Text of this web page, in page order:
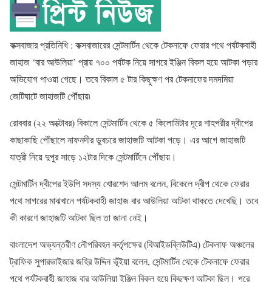
কক্সবাজার প্রতিনিধি : কক্সবাজারের সেন্টমার্টিন থেকে টেকনাফে ফেরার পথে পর্যটকবাহী
জাহাজ ‘বার আউলিয়া’ প্রায় ৭০০ পর্যটক নিয়ে সাগরে ইঞ্জিন বিকল হয়ে আটকা পড়ার
অভিযোগ পাওয়া গেছে। তবে বিকাল ৫ টার কিছুক্ষণ পর টেকনাফের দমদমিয়া
জেটিঘাটে জাহাজটি পৌঁছায়৷
রোববার (২২ অক্টোবর) বিকালে সেন্টমার্টিন থেকে ৫ কিলোমিটার দূরে শাহপরীর দ্বীপের
কাছাকাছি পৌঁছালে নাফনদীর ডুবচরে জাহাজটি আটকা পড়ে। এর আগে জাহাজটি
যাত্রী নিয়ে দুপুর সাড়ে ১২টার দিকে সেন্টমার্টিনে পৌঁছায়।
সেন্টমার্টিন দ্বীপের ইউপি সদস্য খোরশেদ আলম বলেন, বিকেলে দ্বীপ থেকে ফেরার
পথে সাগরের মাঝখানে পর্যটকবাহী জাহাজ বার আউলিয়া আটকা থাকতে দেখেছি। তবে
কী কারণে জাহাজটি আটকা ছিল তা জানা নেই।
বাংলাদেশ অভ্যন্তরীণ নৌপরিবহন কর্তৃপক্ষের (বিআইডব্লিউটিএ) টেকনাফ অঞ্চলের
ট্রাফিক সুপারভাইজার জহির উদ্দিন ভূঁইয়া বলেন, সেন্টমার্টিন থেকে টেকনাফে ফেরার
পথে পর্যটকবাহী জাহাজ বার আউলিয়া ইঞ্জিন বিকল হয়ে কিছুক্ষণ আটকা ছিল। পরে